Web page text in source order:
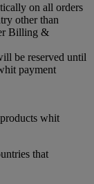
on all orders
other than
Billing &
be reserved until
payment
whit
that